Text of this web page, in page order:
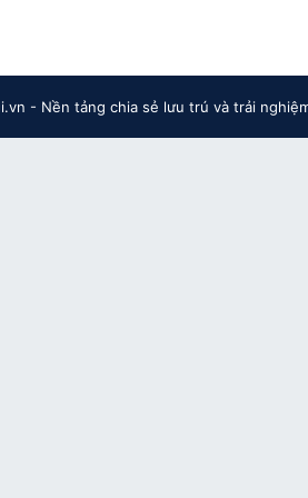
- Nền tảng chia sẻ lưu trú và trải